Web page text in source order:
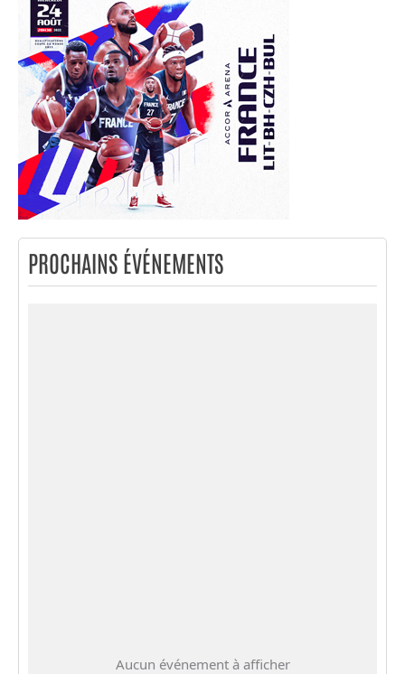
PROCHAINS ÉVÉNEMENTS
Aucun événement à afficher